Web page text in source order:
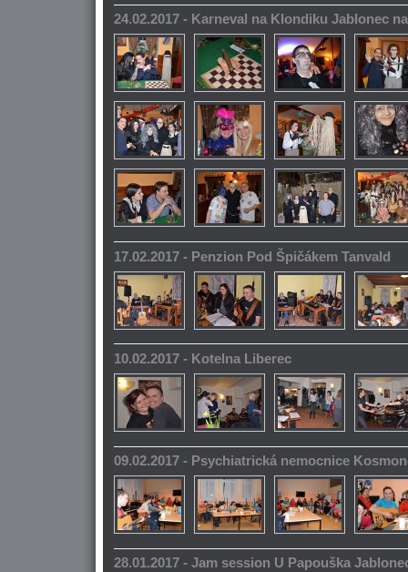
24.02.2017 - Karneval na Klondiku Jablonec
17.02.2017 - Penzion Pod Špičákem Tanvald
10.02.2017 - Kotelna Liberec
09.02.2017 - Psychiatrická nemocnice
28.01.2017 - Jam session U Papouška